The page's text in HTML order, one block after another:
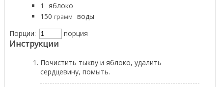
1
яблоко
150 грамм воды
Порции:
порция
Инструкции
Почистить тыкву и яблоко, удалить
сердцевину, помыть.